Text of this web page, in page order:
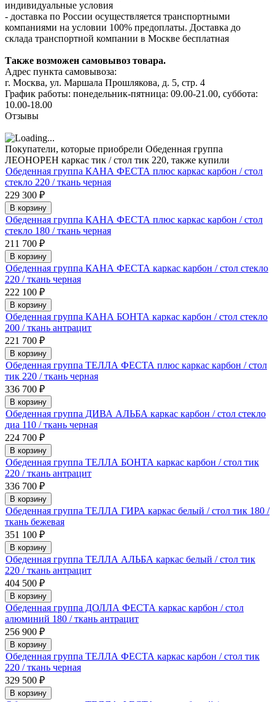
индивидуальные условия
- доставка по России осуществляется транспортными
компаниями на условии 100% предоплаты. Доставка до
склада транспортной компании в Москве бесплатная
Также возможен самовывоз товара.
Адрес пункта самовывоза:
г. Москва, ул. Маршала Прошлякова, д. 5, стр. 4
График работы: понедельник-пятница: 09.00-21.00, суббота:
10.00-18.00
Отзывы
Покупатели, которые приобрели Обеденная группа
ЛЕОНОРЕН каркас тик / стол тик 220, также купили
Обеденная группа КАНА ФЕСТА плюс каркас карбон / стол
стекло 220 / ткань черная
229 300 ₽
В корзину
Обеденная группа КАНА ФЕСТА плюс каркас карбон / стол
стекло 180 / ткань черная
211 700 ₽
В корзину
Обеденная группа КАНА ФЕСТА каркас карбон / стол стекло
220 / ткань черная
222 100 ₽
В корзину
Обеденная группа КАНА БОНТА каркас карбон / стол стекло
200 / ткань антрацит
221 700 ₽
В корзину
Обеденная группа ТЕЛЛА ФЕСТА плюс каркас карбон / стол
тик 220 / ткань черная
336 700 ₽
В корзину
Обеденная группа ДИВА АЛЬБА каркас карбон / стол стекло
диа 110 / ткань черная
224 700 ₽
В корзину
Обеденная группа ТЕЛЛА БОНТА каркас карбон / стол тик
220 / ткань антрацит
336 700 ₽
В корзину
Обеденная группа ТЕЛЛА ГИРА каркас белый / стол тик 180 /
ткань бежевая
351 100 ₽
В корзину
Обеденная группа ТЕЛЛА АЛЬБА каркас белый / стол тик
220 / ткань антрацит
404 500 ₽
В корзину
Обеденная группа ДОЛЛА ФЕСТА каркас карбон / стол
алюминий 180 / ткань антрацит
256 900 ₽
В корзину
Обеденная группа ТЕЛЛА ФЕСТА каркас карбон / стол тик
220 / ткань черная
329 500 ₽
В корзину